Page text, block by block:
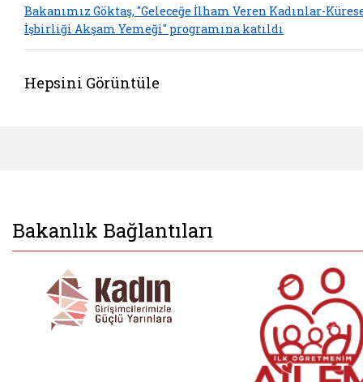
Bakanımız Göktaş, "Geleceğe İlham Veren Kadınlar-
İşbirliği Akşam Yemeği" programına katıldı
Hepsini Görüntüle
Bakanlık Bağlantıları